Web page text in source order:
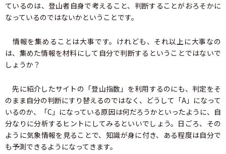
ているのは、登山者自身で考えること、判断することがおろそかに
なっているのではないかということです。
情報を集めることは大事です。けれども、それ以上に大事なの
は、集めた情報を材料にして自分で判断するということではないで
しょうか？
先に紹介したサイトの「登山指数」を利用するのにも、判定をそ
のまま自分の判断にすり替えるのではなく、どうして「A」になって
いるのか、「C」になっている原因は何だろうかといったように、自
分なりに分析するヒントにしてみるといいでしょう。日ごろ、その
ように気象情報を見ることで、知識が身に付き、ある程度は自分で
も予測できるようになってきます。